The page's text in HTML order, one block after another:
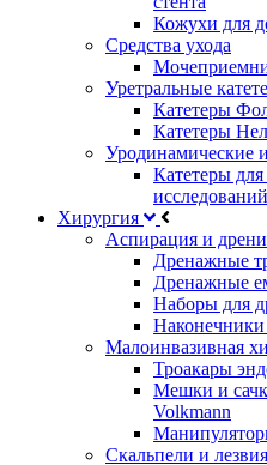
Кожухи для
Средства ухода
Уретральные
Катетеры
Катетеры
Уродинамические
Катетеры
исследований
Хирургия
Аспирация и
Дренажные
Дренажные
Наборы для
Малоинвазивная
Троакары
Мешки и
Volkmann
Скальпели и лезвия